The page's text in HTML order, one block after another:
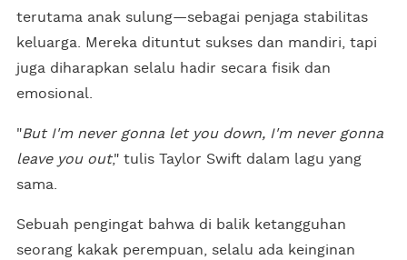
terutama anak sulung—sebagai penjaga stabilitas
keluarga. Mereka dituntut sukses dan mandiri, tapi
juga diharapkan selalu hadir secara fisik dan
emosional.
"But I'm never gonna let you down, I'm never gonna
leave you out," tulis Taylor Swift dalam lagu yang
sama.
Sebuah pengingat bahwa di balik ketangguhan
seorang kakak perempuan, selalu ada keinginan